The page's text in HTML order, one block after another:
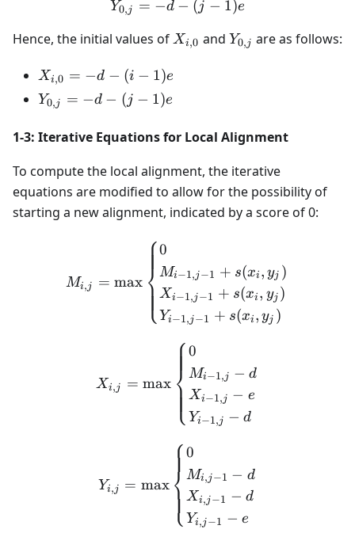
Y_{0,j} = -d - (j-1)e
Y0,j = −d − (j − 1)e
Hence, the initial values of X_{i,0}
Xi,0 and Y_{0,j}
Y0,j are as follows:
X_{i,0}
= -d -
(i - 1)e
Xi,0 = −d − (i − 1)e
Y_{0,j}
(j - 1)e
Y0,j = −d − (j − 1)e
1-3: Iterative Equations for Local Alignment
To compute the local alignment, the iterative
equations are modified to allow for the possibility of
starting a new alignment, indicated by a score of 0:
Mi,j = max
⎩
⎨
⎧0
Mi−1,j −1 + s(xi , yj )
Xi−1,j −1 + s(xi , yj )
Yi−1,j −1 + s(xi , yj )
X_{i,j} = \max
Xi,j = max
⎩
⎨
⎧0
Mi−1,j − d
Xi−1,j − e
Yi−1,j − d
Y_{i,j} = \max
Yi,j = max
⎩
⎨
⎧0
Mi,j −1 − d
Xi,j −1 − d
Yi,j −1 − e